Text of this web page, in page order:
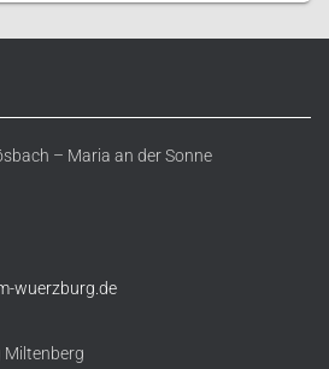
– Maria an der Sonne
wuerzburg.de